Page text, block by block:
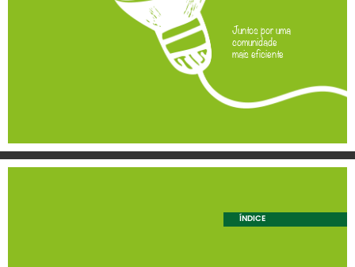
Juntos por uma
comunidade
mais eficiente
ÍNDICE